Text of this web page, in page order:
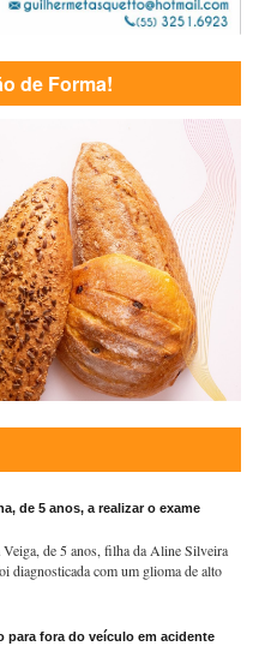
de Forma!
de 5 anos, a realizar o exame
de 5 anos, filha da Aline Silveira
diagnosticada com um glioma de alto
para fora do veículo em acidente